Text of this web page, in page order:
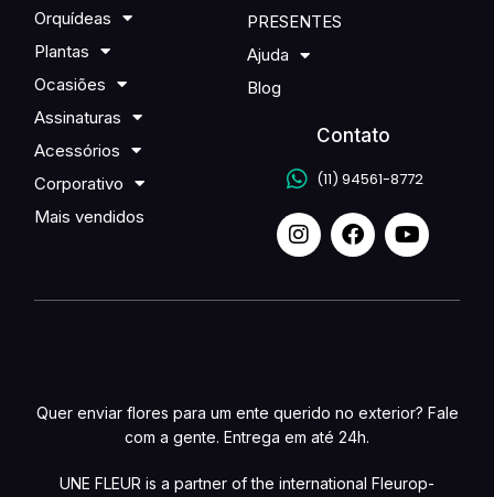
Orquídeas
Plantas
Ocasiões
Assinaturas
Acessórios
Corporativo
Mais vendidos
PRESENTES
Ajuda
Blog
Contato
(11) 94561-8772
Quer enviar flores para um ente querido no exterior? Fale
com a gente. Entrega em até 24h.
UNE FLEUR is a partner of the international Fleurop-